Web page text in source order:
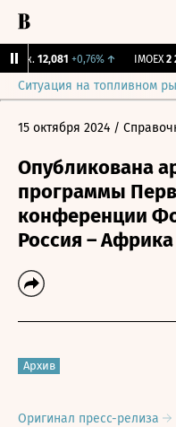
12,081 +0,76%↑ IMOEX 2
Ситуация на топливном
15 октября 2024 /
Опубликована
программы
конференции
Россия – Африка
Архив
Оригинал пресс-релиза